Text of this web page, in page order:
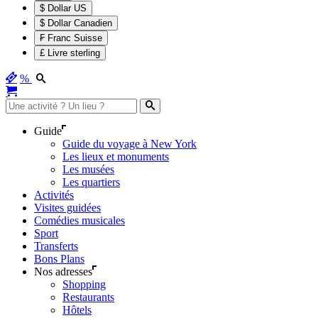
$ Dollar US
$ Dollar Canadien
₣ Franc Suisse
£ Livre sterling
%
Guide
Guide du voyage à New York
Les lieux et monuments
Les musées
Les quartiers
Activités
Visites guidées
Comédies musicales
Sport
Transferts
Bons Plans
Nos adresses
Shopping
Restaurants
Hôtels